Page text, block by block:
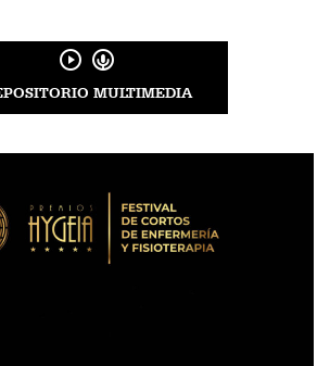
MULTIMEDIA